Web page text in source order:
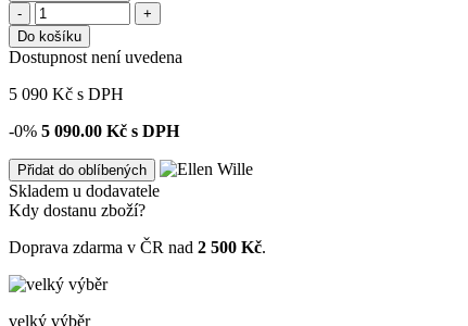
-
+
Do košíku
Dostupnost není uvedena
5 090 Kč s DPH
-0% 5 090.00 Kč s DPH
Přidat do oblíbených
Skladem u dodavatele
Kdy dostanu zboží?
Doprava zdarma v ČR nad 2 500 Kč.
velký výběr